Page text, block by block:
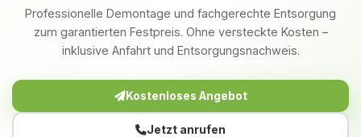
Professionelle Demontage und fachgerechte Entsorgung
zum garantierten Festpreis. Ohne versteckte Kosten –
inklusive Anfahrt und Entsorgungsnachweis.
Kostenloses Angebot
Jetzt anrufen